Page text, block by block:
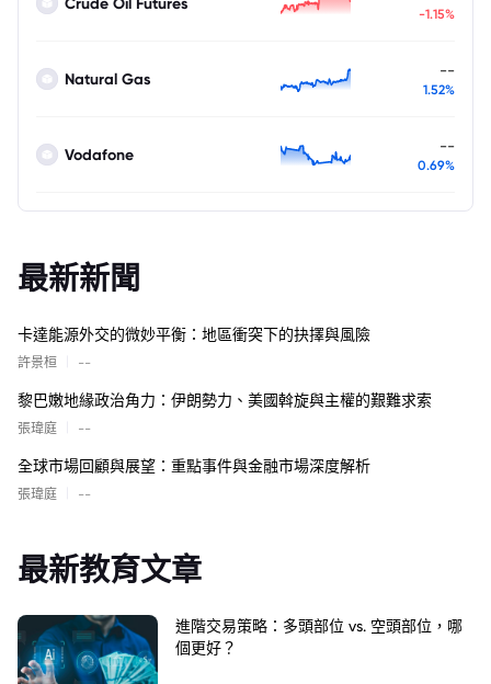
-1.15%
Natural Gas --
1.52%
Vodafone --
0.69%
最新新聞
卡達能源外交的微妙平衡：地區衝突下的抉擇與風險
許景桓 --
黎巴嫩地緣政治角力：伊朗勢力、美國斡旋與主權的艱難求索
張瑋庭 --
全球市場回顧與展望：重點事件與金融市場深度解析
張瑋庭 --
最新教育文章
進階交易策略：多頭部位 vs. 空頭部位，哪
個更好？